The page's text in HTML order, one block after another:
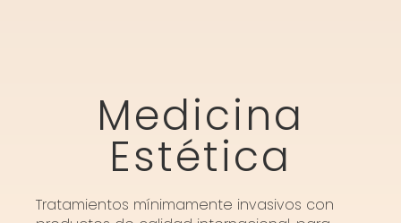
Medicina
Estética
Tratamientos mínimamente invasivos con